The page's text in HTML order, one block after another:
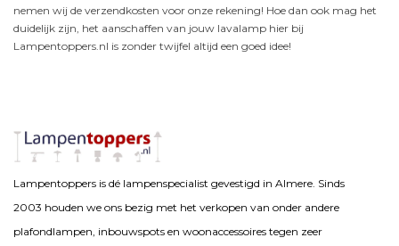
nemen wij de verzendkosten voor onze rekening! Hoe dan ook mag het
duidelijk zijn, het aanschaffen van jouw lavalamp hier bij
Lampentoppers.nl is zonder twijfel altijd een goed idee!
Lampentoppers is dé lampenspecialist gevestigd in Almere. Sinds
2003 houden we ons bezig met het verkopen van onder andere
plafondlampen, inbouwspots en woonaccessoires tegen zeer